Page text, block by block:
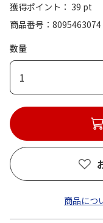
獲得ポイント： 39 pt
商品番号
8095463074
数量
1
商品につ